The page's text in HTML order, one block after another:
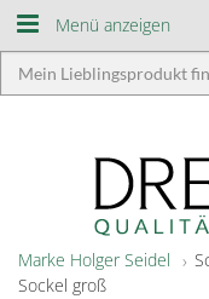
Menü anzeigen
Marke Holger Seidel
Sockel groß